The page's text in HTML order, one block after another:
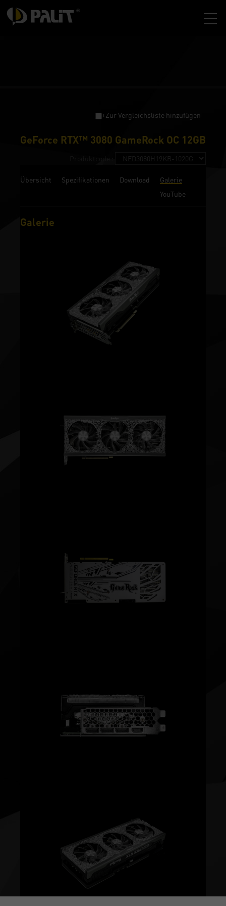
+Zur Vergleichsliste hinzufügen
GeForce RTX™ 3080 GameRock OC 12GB
Übersicht Spezifikationen Download
Galerie
YouTube
Galerie